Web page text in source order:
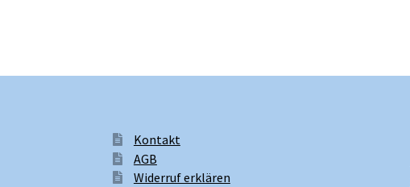
Kontakt
AGB
Widerruf erklären